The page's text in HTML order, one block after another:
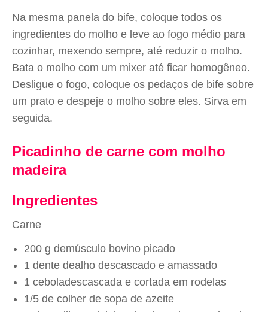
Na mesma panela do bife, coloque todos os
ingredientes do molho e leve ao fogo médio para
cozinhar, mexendo sempre, até reduzir o molho.
Bata o molho com um mixer até ficar homogêneo.
Desligue o fogo, coloque os pedaços de bife sobre
um prato e despeje o molho sobre eles. Sirva em
seguida.
Picadinho de carne com molho
madeira
Ingredientes
Carne
200 g demúsculo bovino picado
1 dente dealho descascado e amassado
1 ceboladescascada e cortada em rodelas
1/5 de colher de sopa de azeite